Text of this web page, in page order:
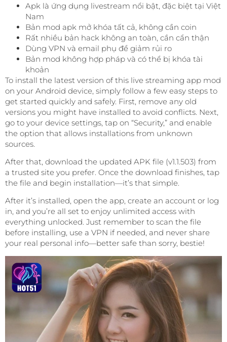
Apk là ứng dụng livestream nổi bật, đặc biệt tại Việt
Nam
Bản mod apk mở khóa tất cả, không cần coin
Rất nhiều bản hack không an toàn, cần cẩn thận
Dùng VPN và email phụ để giảm rủi ro
Bản mod không hợp pháp và có thể bị khóa tài
khoản
To install the latest version of this live streaming app mod
on your Android device, simply follow a few easy steps to
get started quickly and safely. First, remove any old
versions you might have installed to avoid conflicts. Next,
go to your device settings, tap on “Security,” and enable
the option that allows installations from unknown
sources.
After that, download the updated APK file (v1.1.503) from
a trusted site you prefer. Once the download finishes, tap
the file and begin installation—it’s that simple.
After it’s installed, open the app, create an account or log
in, and you’re all set to enjoy unlimited access with
everything unlocked. Just remember to scan the file
before installing, use a VPN if needed, and never share
your real personal info—better safe than sorry, bestie!